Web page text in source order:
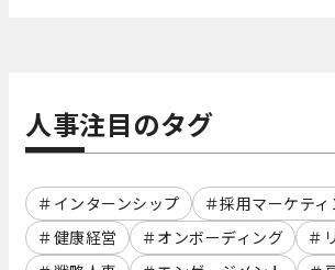
人事注目のタグ
インターンシップ
採用マーケティ
健康経営
オンボーディング